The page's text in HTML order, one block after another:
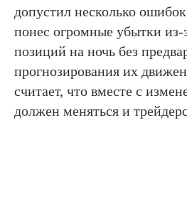
допустил несколько
понес огромные убытки из-
позиций на ночь без
прогнозирования их
считает, что вместе с
должен меняться и